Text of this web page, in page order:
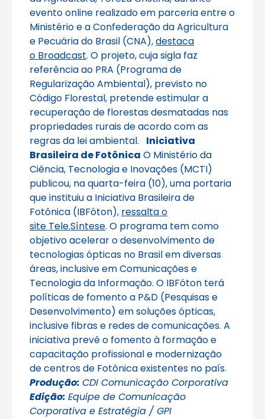
evento online realizado em parceria entre o
Ministério e a Confederação da Agricultura
e Pecuária do Brasil (CNA),destaca
o Broadcast. O projeto, cuja sigla faz
referência ao PRA (Programa de
Regularização Ambiental), previsto no
Código Florestal, pretende estimular a
recuperação de florestas desmatadas nas
propriedades rurais de acordo com as
regras da lei ambiental. Iniciativa
Brasileira de Fotônica O Ministério da
Ciência, Tecnologia e Inovações (MCTI)
publicou, na quarta-feira (10), uma portaria
que instituiu a Iniciativa Brasileira de
Fotônica (IBFóton), ressalta o
site Tele.Síntese. O programa tem como
objetivo acelerar o desenvolvimento de
tecnologias ópticas no Brasil em diversas
áreas, inclusive em Comunicações e
Tecnologia da Informação. O IBFóton terá
políticas de fomento a P&D (Pesquisas e
Desenvolvimento) em soluções ópticas,
inclusive fibras e redes de comunicações. A
iniciativa prevê o fomento à formação e
capacitação profissional e modernização
de centros de Fotônica existentes no país.
Produção: CDI Comunicação Corporativa
Edição: Equipe de Comunicação
Corporativa e Estratégia / GPI